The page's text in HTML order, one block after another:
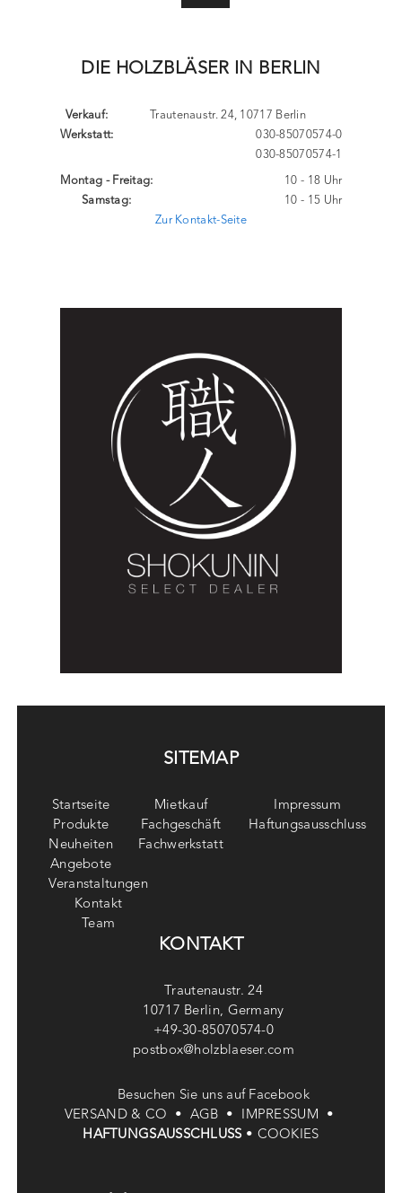
DIE HOLZBLÄSER IN BERLIN
Trautenaustr. 24, 10717 Berlin
Verkauf:
Werkstatt:
030-85070574-0
030-85070574-1
Montag - Freitag:
Samstag:
10 - 18 Uhr
10 - 15 Uhr
Zur Kontakt-Seite
SITEMAP
Startseite
Produkte
Neuheiten
Angebote
Mietkauf
Fachgeschäft
Fachwerkstatt
Impressum
Haftungsausschluss
Veranstaltungen
Kontakt
Team
KONTAKT
Trautenaustr. 24
10717 Berlin, Germany
+49-30-85070574-0
postbox@holzblaeser.com
Besuchen Sie uns auf Facebook
VERSAND & CO • AGB • IMPRESSUM •
HAFTUNGSAUSSCHLUSS • COOKIES